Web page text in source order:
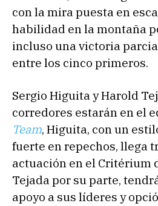
con la mira puesta en
habilidad en la montaña
incluso una victoria
entre los cinco primeros.
Sergio Higuita y Harold
corredores estarán en el
Team, Higuita, con un
fuerte en repechos, llega
actuación en el Critérium
Tejada por su parte,
apoyo a sus líderes y